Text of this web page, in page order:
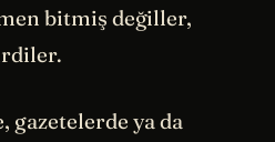
bitmiş değiller,
gazetelerde ya da